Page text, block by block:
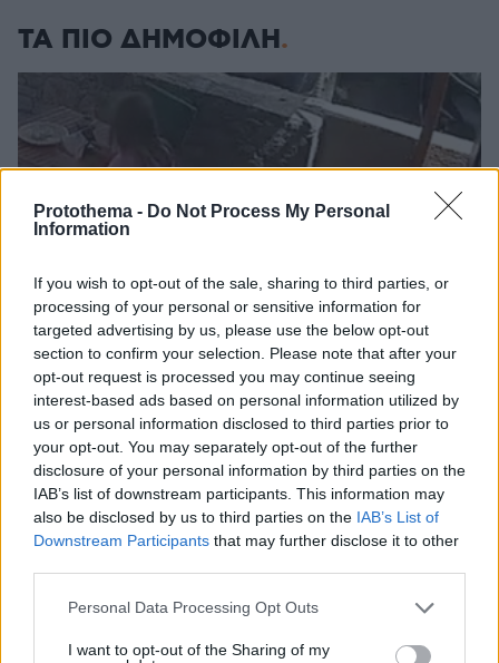
Protothema - Do Not Process My Personal
Information
If you wish to opt-out of the sale, sharing to third parties, or
processing of your personal or sensitive information for
targeted advertising by us, please use the below opt-out
section to confirm your selection. Please note that after your
opt-out request is processed you may continue seeing
interest-based ads based on personal information utilized by
us or personal information disclosed to third parties prior to
your opt-out. You may separately opt-out of the further
disclosure of your personal information by third parties on the
IAB’s list of downstream participants. This information may
also be disclosed by us to third parties on the IAB’s List of
Downstream Participants that may further disclose it to other
Please note that this website/app uses one or more Google
not limited to your visit or usage behaviour. You may click to
Personal Data Processing Opt Outs
I want to opt-out of the Sharing of my
ΤΑ ΠΙΟ ΔΗΜΟΦΙΛΗ
Κρήτη ζητά... τιμή για να ασελγήσει σε ανήλικη, τι